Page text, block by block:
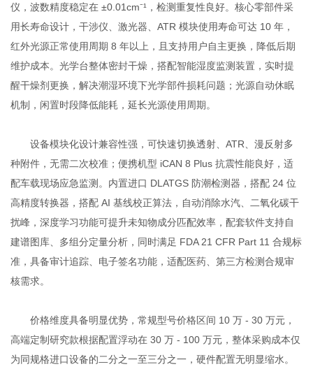
仪，波数精度稳定在 ±0.01cm⁻¹，检测重复性良好。核心零部件采
用长寿命设计，干涉仪、激光器、ATR 模块使用寿命可达 10 年，
红外光源正常使用周期 8 年以上，且支持用户自主更换，降低后期
维护成本。光学台整体密封干燥，搭配智能湿度监测装置，实时提
醒干燥剂更换，解决潮湿环境下光学部件损耗问题；光源自动休眠
机制，闲置时段降低能耗，延长光源使用周期。
设备模块化设计兼容性强，可快速切换透射、ATR、漫反射多
种附件，无需二次校准；便携机型 iCAN 8 Plus 抗震性能良好，适
配车载现场应急监测。内置进口 DLATGS 防潮检测器，搭配 24 位
高精度转换器，搭配 AI 基线校正算法，自动消除水汽、二氧化碳干
扰峰，深度学习功能可提升未知物成分匹配效率，配套软件支持自
建谱图库、多组分定量分析，同时满足 FDA 21 CFR Part 11 合规标
准，具备审计追踪、电子签名功能，适配医药、第三方检测合规审
核需求。
价格维度具备明显优势，常规型号价格区间 10 万 - 30 万元，
高端定制研究款根据配置浮动在 30 万 - 100 万元，整体采购成本仅
为同规格进口设备的二分之一至三分之一，硬件配置无明显缩水。